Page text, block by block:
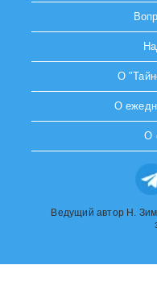
О
О
О
Ведущий автор Н.